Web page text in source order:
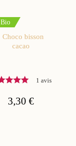
Bio
Choco bisson
cacao
1 avis
3,30 €